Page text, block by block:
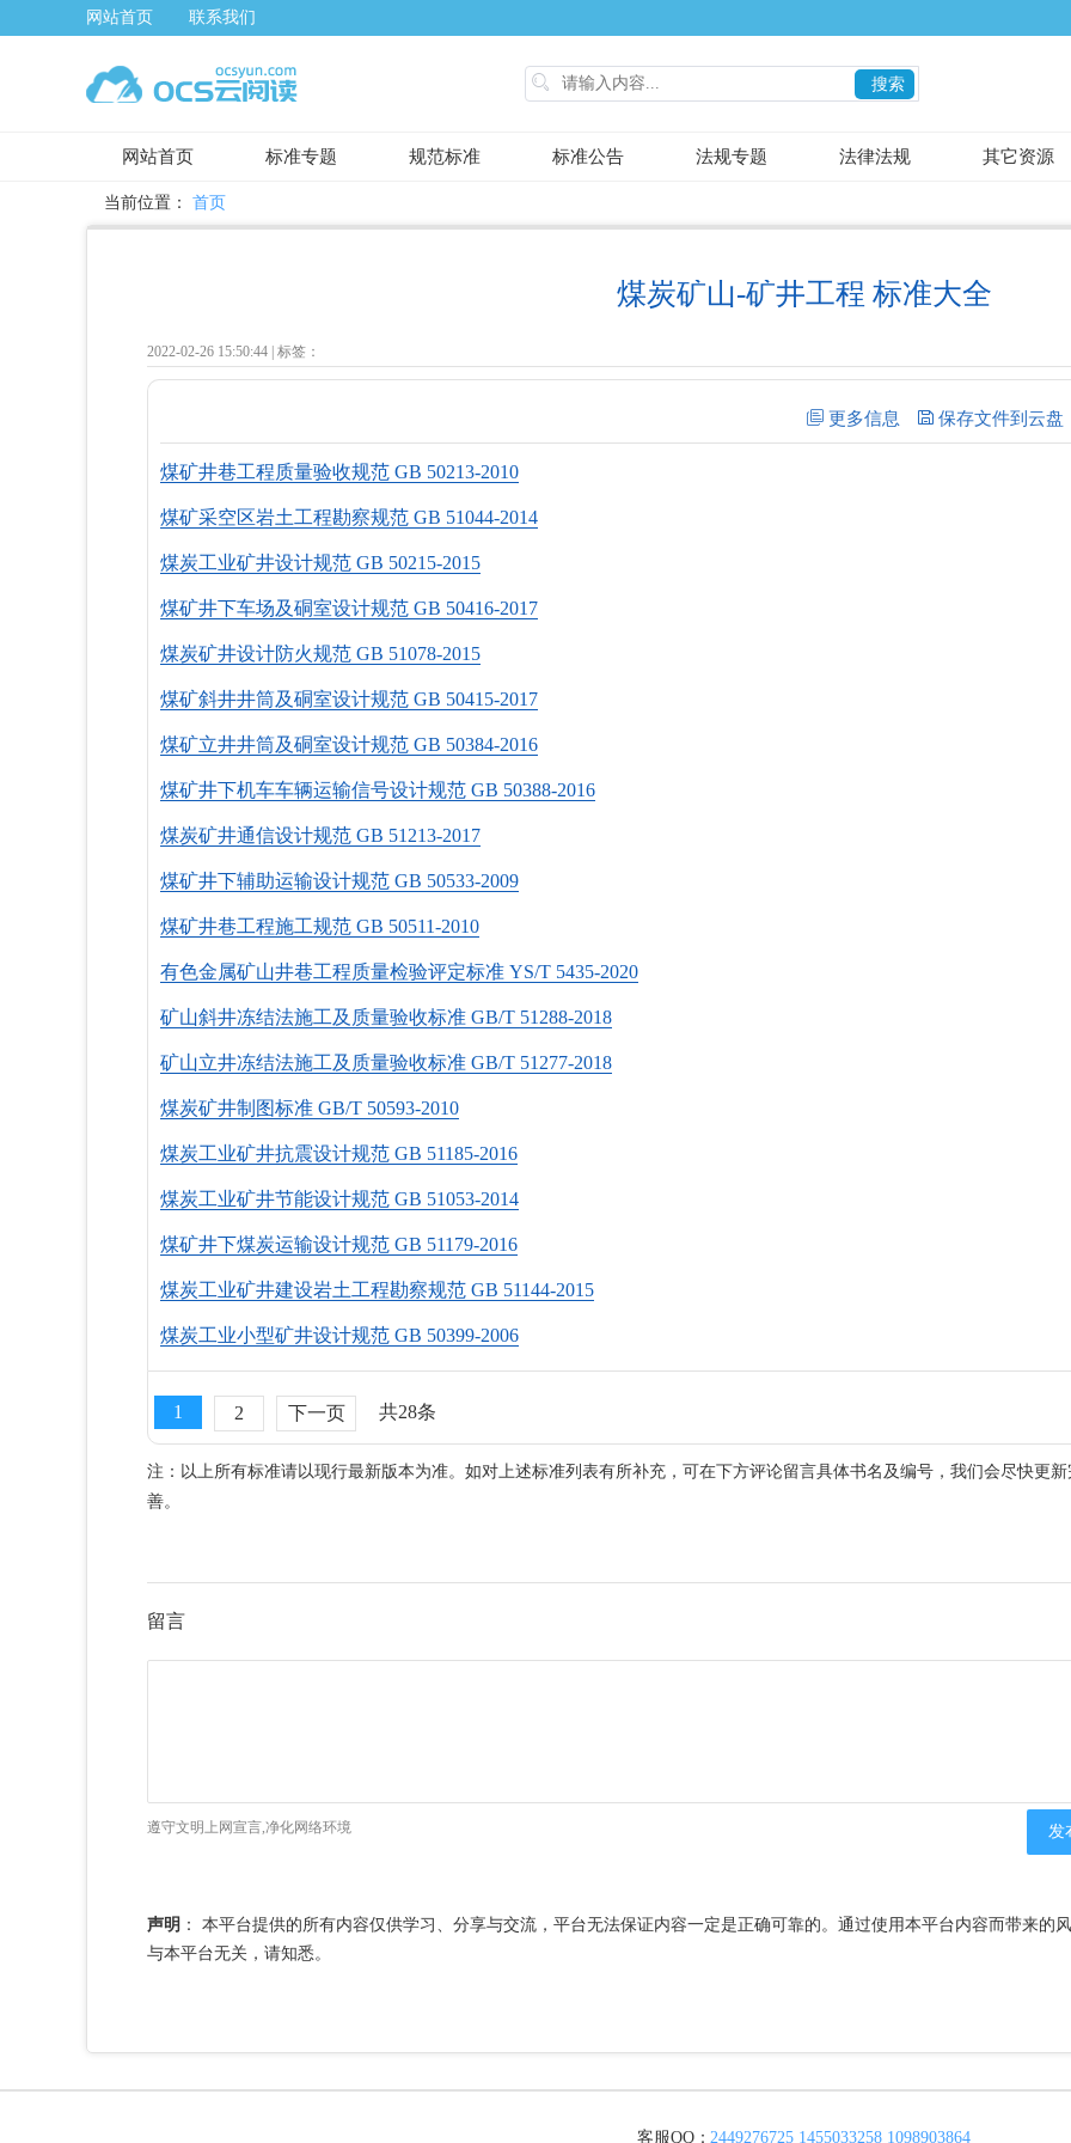
网站首页 联系我们
 搜索
网站首页 标准专题 规范标准 标准公告 法规专题 法律法规 其它资源
当前位置： 首页
煤炭矿山-矿井工程 标准大全
2022-02-26 15:50:44 | 标签：
煤矿井巷工程质量验收规范 GB 50213-2010
煤矿采空区岩土工程勘察规范 GB 51044-2014
煤炭工业矿井设计规范 GB 50215-2015
煤矿井下车场及硐室设计规范 GB 50416-2017
煤炭矿井设计防火规范 GB 51078-2015
煤矿斜井井筒及硐室设计规范 GB 50415-2017
煤矿立井井筒及硐室设计规范 GB 50384-2016
煤矿井下机车车辆运输信号设计规范 GB 50388-2016
煤炭矿井通信设计规范 GB 51213-2017
煤矿井下辅助运输设计规范 GB 50533-2009
煤矿井巷工程施工规范 GB 50511-2010
有色金属矿山井巷工程质量检验评定标准 YS/T 5435-2020
矿山斜井冻结法施工及质量验收标准 GB/T 51288-2018
矿山立井冻结法施工及质量验收标准 GB/T 51277-2018
煤炭矿井制图标准 GB/T 50593-2010
煤炭工业矿井抗震设计规范 GB 51185-2016
煤炭工业矿井节能设计规范 GB 51053-2014
煤矿井下煤炭运输设计规范 GB 51179-2016
煤炭工业矿井建设岩土工程勘察规范 GB 51144-2015
煤炭工业小型矿井设计规范 GB 50399-2006
1 2 下一页 共28条
注：以上所有标准请以现行最新版本为准。如对上述标准列表有所补充，可在下方评论留言具体书名及编号，我们会尽快更新
善。
留言
遵守文明上网宣言,净化网络环境
声明 ： 本平台提供的所有内容仅供学习、分享与交流，平台无法保证内容一定是正确可靠的。通过使用本平台内容而带来的
与本平台无关，请知悉。
客服QQ：2449276725 1455033258 1098903864